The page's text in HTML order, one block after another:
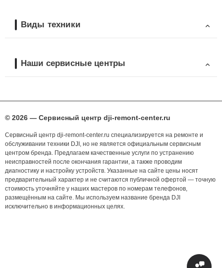
Виды техники
Наши сервисные центры
© 2026 — Сервисный центр dji-remont-center.ru
Сервисный центр dji-remont-center.ru специализируется на ремонте и
обслуживании техники DJI, но не является официальным сервисным
центром бренда. Предлагаем качественные услуги по устранению
неисправностей после окончания гарантии, а также проводим
диагностику и настройку устройств. Указанные на сайте цены носят
предварительный характер и не считаются публичной офертой — точную
стоимость уточняйте у наших мастеров по номерам телефонов,
размещённым на сайте. Мы используем название бренда DJI
исключительно в информационных целях.